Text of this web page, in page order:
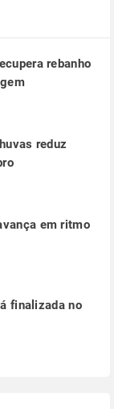
rebanho
reduz
em ritmo
finalizada no